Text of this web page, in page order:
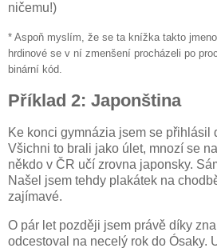
ničemu!)
* Aspoň myslím, že se ta knížka takto
hrdinové se v ní zmenšení procházeli po
binární kód.
Příklad 2: Japonština
Ke konci gymnázia jsem se přihlásil
Všichni to brali jako úlet, mnozí se
někdo v ČR učí zrovna japonsky.
Našel jsem tehdy plakátek na
zajímavé.
O pár let později jsem právě díky
odcestoval na necelý rok do Ósaky.